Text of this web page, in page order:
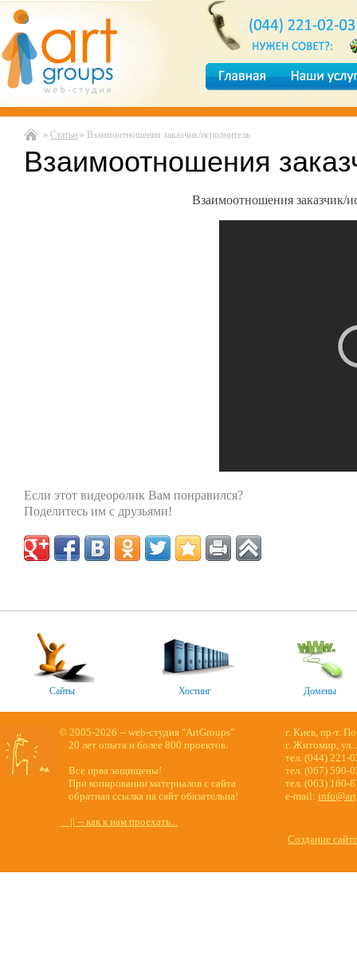
» Статьи » Взаимоотношения заказчик/исполнитель
Взаимоотношения
Взаимоотношения заказчик/
Если этот видеоролик Вам понравился?
Поделитесь им с друзьями!
Сайты Хостинг Домены
© 2005-2026 -- web-студия "ArtGroups"
20 лет опыта и более 800 проектов.
Все прва защищены!
При копировании материалов с сайта
обратная ссылка на сайт обязательна!
|| -- как к нам проехать...
г. Киев, пр-т.
г. Житомир, ул.
тел. (044) 221-
тел. (067) 590-
тел. (063) 160-
e-mail:
Создание